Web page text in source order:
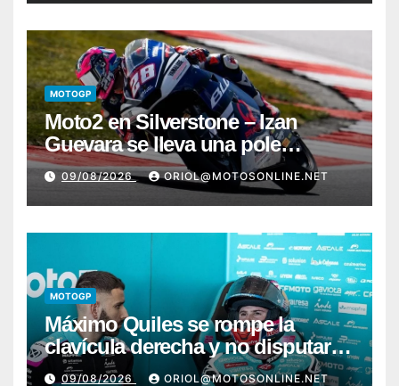
MOTOGP
Moto2 en Silverstone – Izan
Guevara se lleva una pole
incontestable; González, 4º
09/08/2026 ORIOL@MOTOSONLINE.NET
MOTOGP
Máximo Quiles se rompe la
clavícula derecha y no disputará
la carrera de Silverstone
09/08/2026 ORIOL@MOTOSONLINE.NET